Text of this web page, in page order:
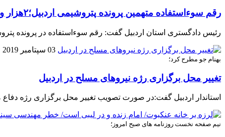
رقم سوءاستفاده متهمین پرونده پتروشیمی اردبیل؛۲هزار و ۱۵۰ میلیارد ریال
رئیس دادگستری استان اردبیل گفت: رقم سوءاستفاده در پرونده پتروشیمی اردبیل 215 میلیارد تومان است؛ که این
03 سپتامبر 2019
بهنام جو مطرح کرد؛
تغییر محل برگزاری رژه نیروهای مسلح در اردبیل
استاندار اردبیل گفت:در صورت تصویب تغییر محل برگزاری رژه
نیم صفحه نخست روزنامه های صبح امروز؛